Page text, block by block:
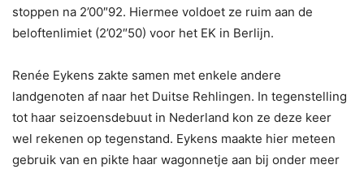
stoppen na 2’00″92. Hiermee voldoet ze ruim aan de
beloftenlimiet (2’02″50) voor het EK in Berlijn.
Renée Eykens zakte samen met enkele andere
landgenoten af naar het Duitse Rehlingen. In tegenstelling
tot haar seizoensdebuut in Nederland kon ze deze keer
wel rekenen op tegenstand. Eykens maakte hier meteen
gebruik van en pikte haar wagonnetje aan bij onder meer